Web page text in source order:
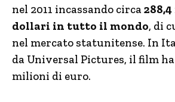
nel 2011 incassando circa
dollari in tutto il mondo, di
nel mercato statunitense. In
da Universal Pictures, il film ha
milioni di euro.